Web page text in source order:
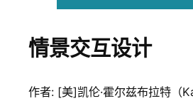
情景交互设计
作者: [美]凯伦·霍尔兹布拉特（